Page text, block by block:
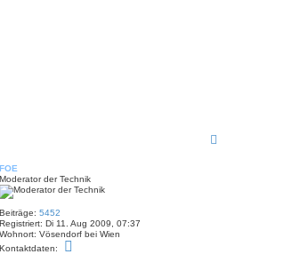
FOE
Moderator der Technik
Beiträge: 5452
Registriert: Di 11. Aug 2009, 07:37
Wohnort: Vösendorf bei Wien
Kontaktdaten: